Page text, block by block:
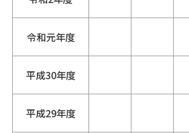
令和元年度
平成30年度
平成29年度